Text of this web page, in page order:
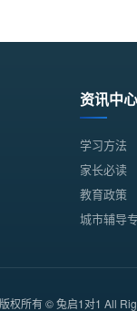
资讯中心
学习方法
家长必读
教育政策
城市辅导
版权所有 © 兔启1对1 All